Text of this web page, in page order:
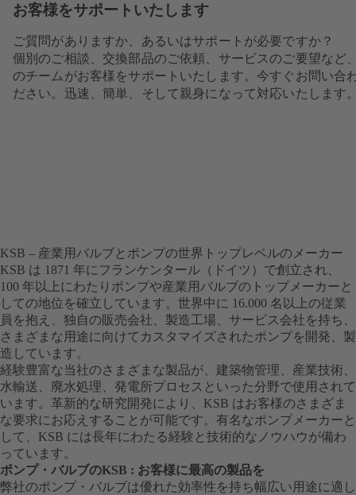
お客様をサポートいたします
ご質問がありますか、あるいはサポートが必要ですか？
個別のご相談、交換部品のご依頼、サービスのご要望など
のチームがお客様をサポートいたします。今すぐお問い合
ださい。迅速、簡単、そして親身になって対応いたします
KSB – 産業用バルブとポンプの世界トップレベルのメーカー
KSB は 1871 年にフランケンタール（ドイツ）で創立され、
100 年以上にわたりポンプや産業用バルブのトップメーカーと
しての地位を確立しています。世界中に 16.000 名以上の従業
員を抱え、独自の販売会社、製造工場、サービス会社を持ち、
さまざまな用途に向けてカスタマイズされたポンプを開発、製
造しています。
経験豊富な当社のさまざまな製品が、建築物管理、産業技術、
水輸送、廃水処理、発電所プロセスといった分野で使用されて
います。革新的な研究開発により、KSB はお客様のさまざま
な要求にお応えすることが可能です。有名なポンプメーカーと
して、KSB には長年にわたる経験と技術的なノウハウが備わ
っています。
ポンプ・バルブのKSB : お客様に最高の製品を
弊社のポンプ・バルブは優れた効率性を持ち幅広い用途に適し